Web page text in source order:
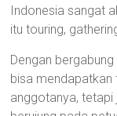
Indonesia sangat
itu touring,
Dengan
bisa mendapatkan
anggotanya, tetapi